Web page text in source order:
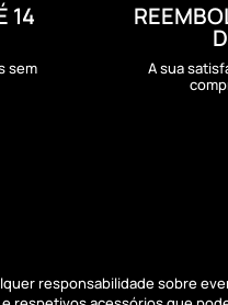
14
sem
A sua
responsabilidade sobre